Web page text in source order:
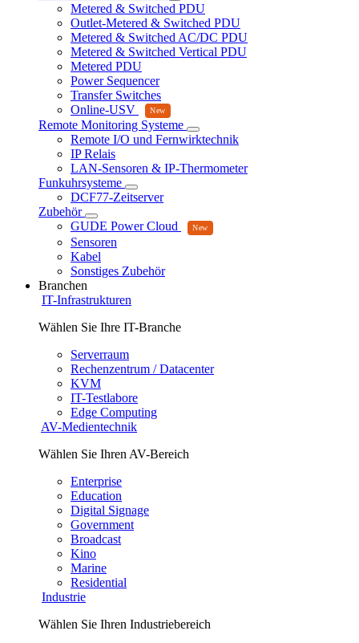
Metered & Switched PDU
Outlet-Metered & Switched PDU
Metered & Switched AC/DC PDU
Metered & Switched Vertical PDU
Metered PDU
Power Sequencer
Transfer Switches
Online-USV
Remote Monitoring Systeme
Remote I/O und Fernwirktechnik
IP Relais
LAN-Sensoren & IP-Thermometer
Funkuhrsysteme
DCF77-Zeitserver
Zubehör
GUDE Power Cloud
Sensoren
Kabel
Sonstiges Zubehör
Branchen
IT-Infrastrukturen
Wählen Sie Ihre IT-Branche
Serverraum
Rechenzentrum / Datacenter
KVM
IT-Testlabore
Edge Computing
AV-Medientechnik
Wählen Sie Ihren AV-Bereich
Enterprise
Education
Digital Signage
Government
Broadcast
Kino
Marine
Residential
Industrie
Wählen Sie Ihren Industriebereich